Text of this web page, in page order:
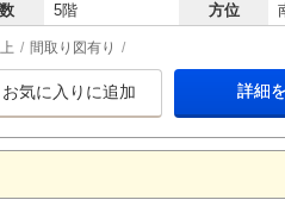
5階 方位
間取り図有り
お気に入りに追加 詳細